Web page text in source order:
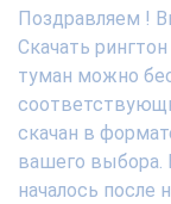
Поздравляем !
Скачать
туман можно
скачан в
вашего выбора.
началось после